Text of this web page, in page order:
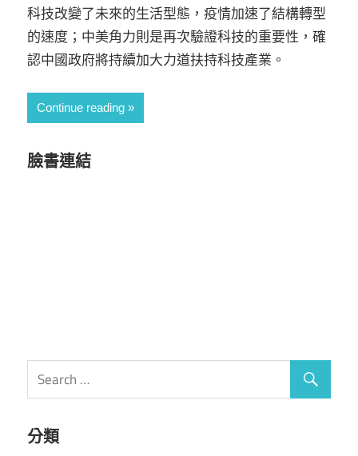
科技改變了未來的生活型態，疫情加速了結構轉型
的速度；中美角力則是再次驗證科技的重要性，確
認中國政府將持續加大力道扶持科技產業。
Continue reading
臉書連結
分類